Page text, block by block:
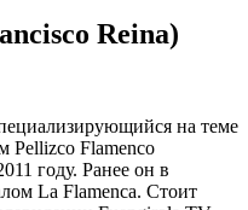
Reina)
на теме
Pellizco Flamenco
году. Ранее он в
La Flamenca. Стоит